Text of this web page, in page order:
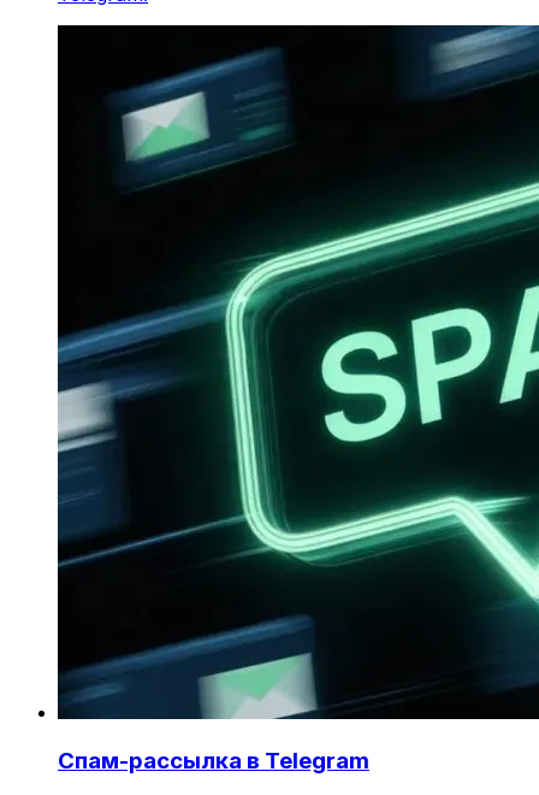
Спам-рассылка в Telegram